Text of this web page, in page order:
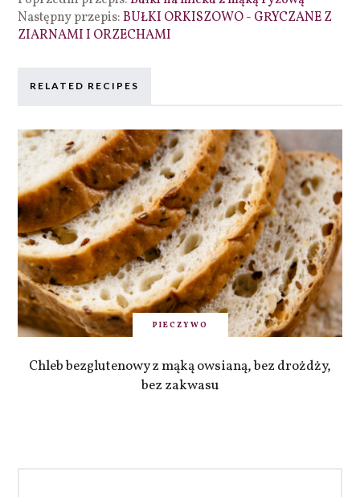
Następny przepis:BUŁKI ORKISZOWO - GRYCZANE Z
ZIARNAMI I ORZECHAMI
RELATED RECIPES
PIECZYWO
Chleb bezglutenowy z mąką owsianą, bez drożdży,
bez zakwasu